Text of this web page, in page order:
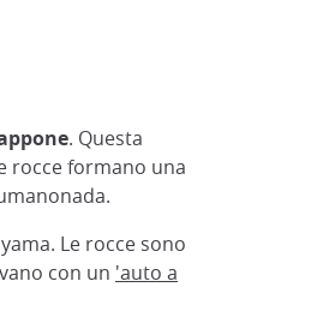
. Questa
rocce formano una
Le rocce sono
con un 'auto a